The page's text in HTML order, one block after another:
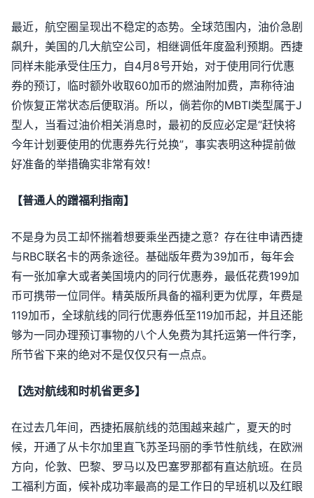
最近，航空圈呈现出不稳定的态势。全球范围内，油价急剧
飙升，美国的几大航空公司，相继调低年度盈利预期。西捷
同样未能承受住压力，自4月8号开始，对于使用同行优惠
券的预订，临时额外收取60加币的燃油附加费，声称待油
价恢复正常状态后便取消。所以，倘若你的MBTI类型属于J
型人，当看过油价相关消息时，最初的反应必定是“赶快将
今年计划要使用的优惠券先行兑换”，事实表明这种提前做
好准备的举措确实非常有效！
【普通人的蹭福利指南】
不是身为员工却怀揣着想要乘坐西捷之意？存在往申请西捷
与RBC联名卡的两条途径。基础版年费为39加币，每年会
有一张加拿大或者美国境内的同行优惠券，最低花费199加
币可携带一位同伴。精英版所具备的福利更为优厚，年费是
119加币，全球航线的同行优惠券低至119加币起，并且还能
够为一同办理预订事物的八个人免费为其托运第一件行李，
所节省下来的绝对不是仅仅只有一点点。
【选对航线和时机省更多】
在过去几年间，西捷拓展航线的范围越来越广，夏天的时
候，开通了从卡尔加里直飞苏圣玛丽的季节性航线，在欧洲
方向，伦敦、巴黎、罗马以及巴塞罗那都有直达航班。在员
工福利方面，候补成功率最高的是工作日的早班机以及红眼